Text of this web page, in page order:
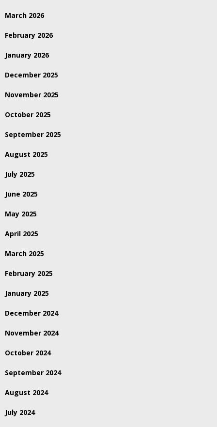
March 2026
February 2026
January 2026
December 2025
November 2025
October 2025
September 2025
August 2025
July 2025
June 2025
May 2025
April 2025
March 2025
February 2025
January 2025
December 2024
November 2024
October 2024
September 2024
August 2024
July 2024